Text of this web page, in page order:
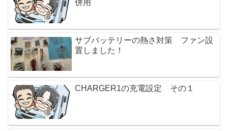
併用
サブバッテリーの熱さ対策 ファン設
置しました！
CHARGER1の充電設定 その１